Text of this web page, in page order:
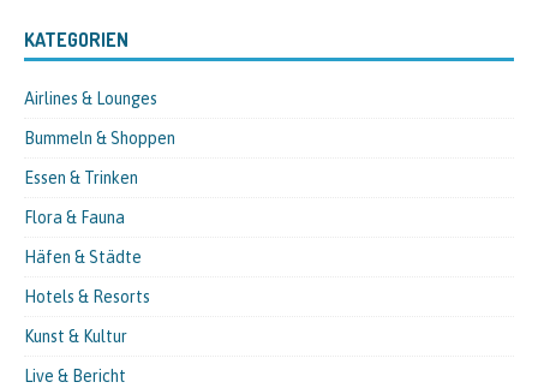
KATEGORIEN
Airlines & Lounges
Bummeln & Shoppen
Essen & Trinken
Flora & Fauna
Häfen & Städte
Hotels & Resorts
Kunst & Kultur
Live & Bericht